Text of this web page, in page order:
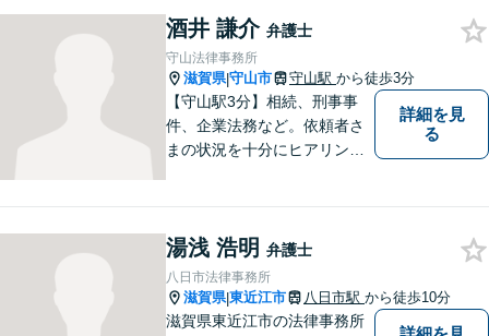
酒井 謙介 弁護士
守山法律事務所
滋賀県|守山市 守山駅 から徒歩3分
【守山駅3分】相続、刑事事
件、企業法務など。依頼者さ
まの状況を十分にヒアリング
ます。お気軽にご相談くださ
い【隣接駐車場あり】
詳細を見
る
湯浅 浩明 弁護士
八日市法律事務所
滋賀県|東近江市 八日市駅 から徒歩10分
滋賀県東近江市の法律事務所